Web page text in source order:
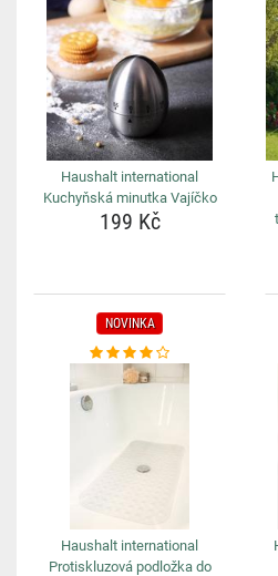
Haushalt international
Kuchyňská minutka Vajíčko
199 Kč
NOVINKA
Haushalt international
Protiskluzová podložka do